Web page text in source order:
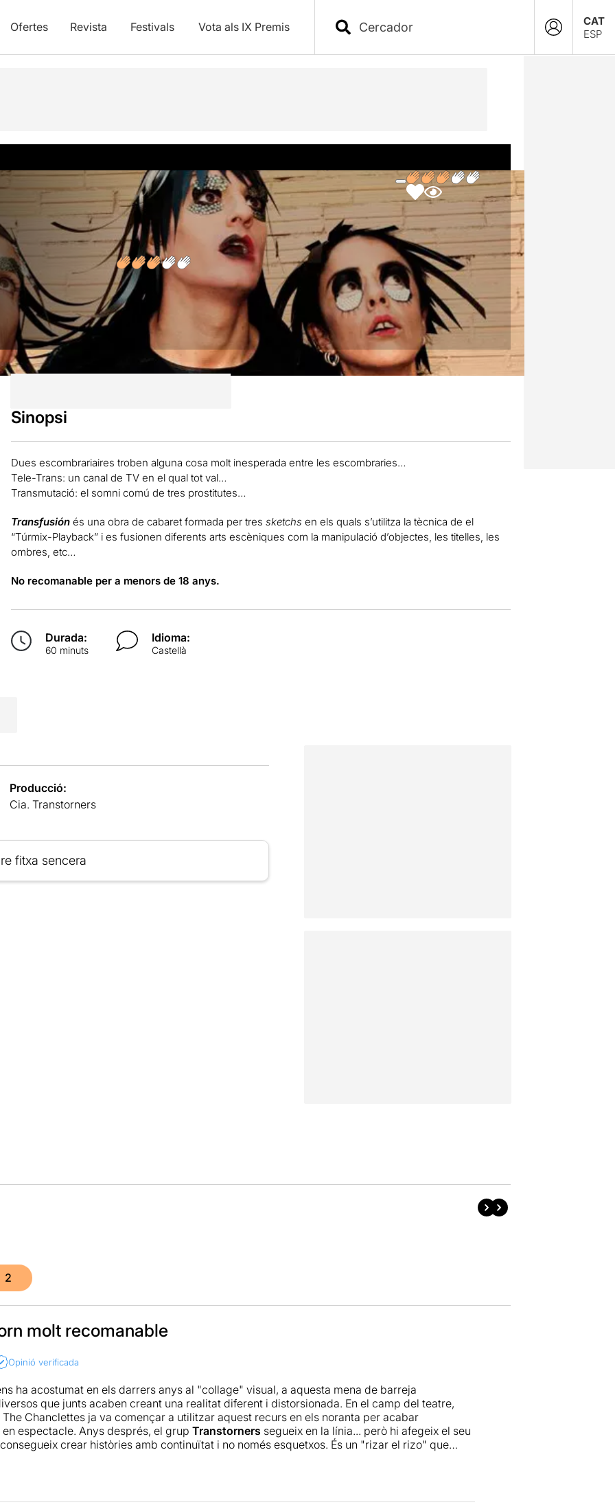
Ofertes Revista Festivals Vota als IX Premis
CAT
ESP
Opinions
Sinopsi
Dues escombrariaires troben alguna cosa molt inesperada entre les escombraries…
Tele-Trans: un canal de TV en el qual tot val…
Transmutació: el somni comú de tres prostitutes…
Transfusiónés una obra de cabaret formada per tres sketchs en els quals s’utilitza la tècnica de el
“Túrmix-Playback” i es fusionen diferents arts escèniques com la manipulació d’objectes, les titelles, les
ombres, etc…
No recomanable per a menors de 18 anys.
Durada:
60 minuts
Idioma:
Castellà
Producció:
Cia. Transtorners
fitxa sencera
2
molt recomanable
Opinió verificada
ha acostumat en els darrers anys al "collage" visual, a aquesta mena de barreja
que junts acaben creant una realitat diferent i distorsionada. En el camp del teatre,
Chanclettes ja va començar a utilitzar aquest recurs en els noranta per acabar
espectacle. Anys després, el grup Transtorners segueix en la línia... però hi afegeix el seu
crear històries amb continuïtat i no només esquetxos. És un "rizar el rizo" que
execució de tot plegat.
com ells mateixos l'anomenen, i estem segurs que vist el resultat no quedarà pas aquí...
per passar una estona divertida, per riure i deixar-se emportar per tres